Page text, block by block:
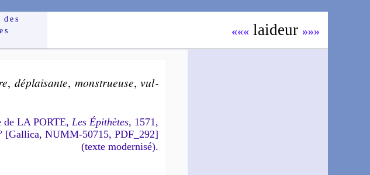
des
««« lai­deur »»»
,dé­plai­sante, mons­tru­euse,vul­
de LA PORTE,Les Épithètes, 1571,
[Gallica, NUMM-50715, PDF_292]
(texte modernisé).